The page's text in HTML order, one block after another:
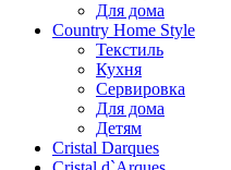
Для дома
Country Home Style
Текстиль
Кухня
Сервировка
Для дома
Детям
Cristal Darques